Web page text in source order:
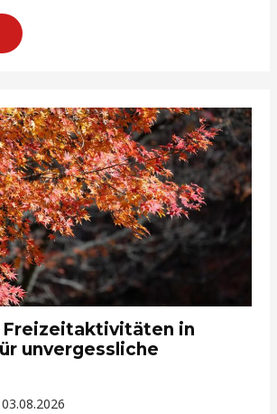
Freizeitaktivitäten in
unvergessliche
03.08.2026